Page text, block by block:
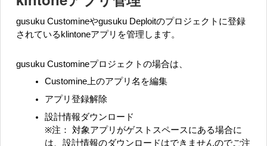
gusuku Customineやgusuku Deploitのプロジェクトに登録
されているklintoneアプリを管理します。
gusuku Customineプロジェクトの場合は、
Customine上のアプリ名を編集
アプリ登録解除
設計情報ダウンロード
※注： 対象アプリがゲストスペースにある場合に
は、設計情報のダウンロードはできませんのでご注